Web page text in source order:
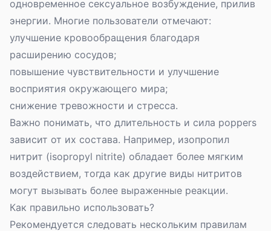
одновременное сексуальное возбуждение, прилив
энергии. Многие пользователи отмечают:
улучшение кровообращения благодаря
расширению сосудов;
повышение чувствительности и улучшение
восприятия окружающего мира;
снижение тревожности и стресса.
Важно понимать, что длительность и сила poppers
зависит от их состава. Например, изопропил
нитрит (isopropyl nitrite) обладает более мягким
воздействием, тогда как другие виды нитритов
могут вызывать более выраженные реакции.
Как правильно использовать?
Рекомендуется следовать нескольким правилам